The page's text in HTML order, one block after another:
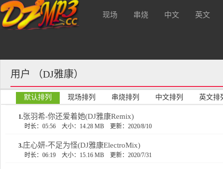
现场 串烧 中文 英文
用户 （DJ雅康）
默认排列 现场排列 串烧排列 中文排列 英文排
1.张羽希-你还爱着她(DJ雅康Remix)
时长：05:56 大小：14.28 MB 更新：2020/8/10
3.庄心妍-不足为怪(DJ雅康ElectroMix)
时长：06:19 大小：15.16 MB 更新：2020/7/31